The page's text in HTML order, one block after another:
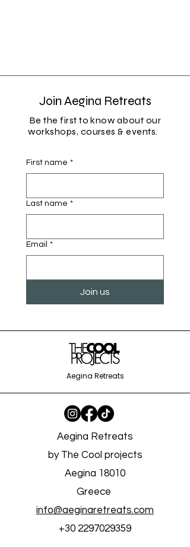
Join Aegina Retreats
Be the first to know about our
workshops, courses & events.
First name *
Last name *
Email *
Join us
Aegina Retreats
Aegina Retreats
by The Cool projects
Aegina 18010
Greece
info@aeginaretreats.com
+30 2297029359